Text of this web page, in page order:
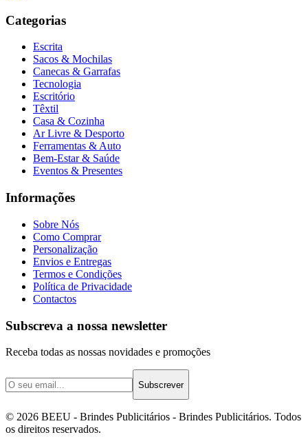
Categorias
Escrita
Sacos & Mochilas
Canecas & Garrafas
Tecnologia
Escritório
Têxtil
Casa & Cozinha
Ar Livre & Desporto
Ferramentas & Auto
Bem-Estar & Saúde
Eventos & Presentes
Informações
Sobre Nós
Como Comprar
Personalização
Envios e Entregas
Termos e Condições
Política de Privacidade
Contactos
Subscreva a nossa newsletter
Receba todas as nossas novidades e promoções
Subscrever
© 2026 BEEU - Brindes Publicitários - Brindes Publicitários. Todos
os direitos reservados.